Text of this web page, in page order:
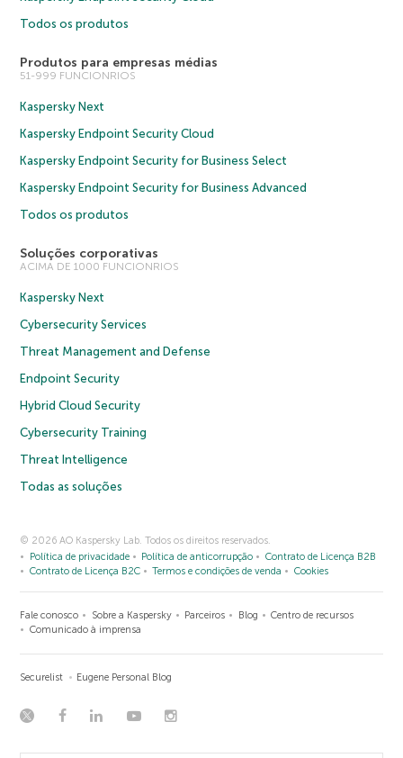
Todos os produtos
Produtos para empresas médias
51-999 FUNCIONRIOS
Kaspersky Next
Kaspersky Endpoint Security Cloud
Kaspersky Endpoint Security for Business Select
Kaspersky Endpoint Security for Business Advanced
Todos os produtos
Soluções corporativas
ACIMA DE 1000 FUNCIONRIOS
Kaspersky Next
Cybersecurity Services
Threat Management and Defense
Endpoint Security
Hybrid Cloud Security
Cybersecurity Training
Threat Intelligence
Todas as soluções
© 2026 AO Kaspersky Lab. Todos os direitos reservados.
Política de privacidade
Política de anticorrupção
Contrato de Licença B2B
Contrato de Licença B2C
Termos e condições de venda Cookies
Fale conosco Sobre a Kaspersky Parceiros Blog
Centro de recursos
Comunicado à imprensa
Securelist Eugene Personal Blog